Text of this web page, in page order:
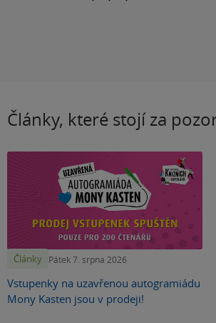
Články, které stojí za
Články Pátek 7. srpna 2026
Vstupenky na uzavřenou autogramiádu
Mony Kasten jsou v prodeji!